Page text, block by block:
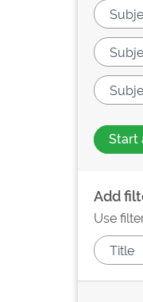
Start
Add
Use